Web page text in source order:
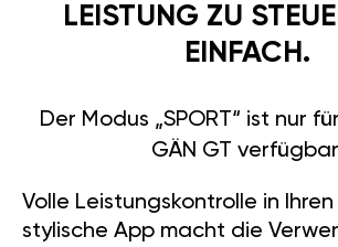
LEISTUNG ZU
EINFACH.
Der Modus „SPORT“ ist nur
GÄN GT
Volle Leistungskontrolle in
stylische App macht die